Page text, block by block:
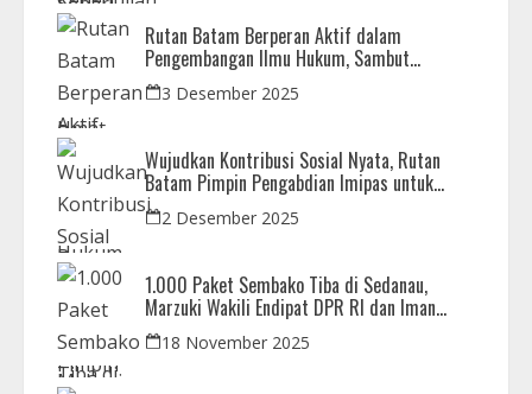
Rutan Batam Berperan Aktif dalam
Pengembangan Ilmu Hukum, Sambut
Kunjungan Observasi Mahasiswa UIB
3 Desember 2025
Wujudkan Kontribusi Sosial Nyata, Rutan
Batam Pimpin Pengabdian Imipas untuk
Negeri di Masjid Syahrom Ba’dawi
2 Desember 2025
1.000 Paket Sembako Tiba di Sedanau,
Marzuki Wakili Endipat DPR RI dan Iman
Sutiawan Kawal Reses di Natuna
18 November 2025